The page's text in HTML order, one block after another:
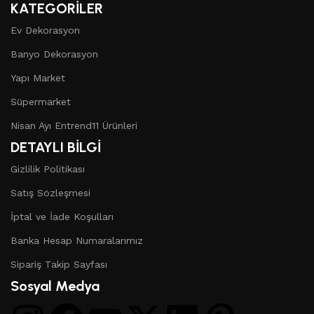
KATEGORİLER
Ev Dekorasyon
Banyo Dekorasyon
Yapı Market
Süpermarket
Nisan Ayı Entrend11 Ürünleri
DETAYLI BİLGİ
Gizlilik Politikası
Satış Sözleşmesi
İptal ve İade Koşulları
Banka Hesap Numaralarımız
Sipariş Takip Sayfası
Sosyal Medya